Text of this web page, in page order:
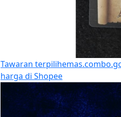
Tawaran terpilih
harga di Shopee